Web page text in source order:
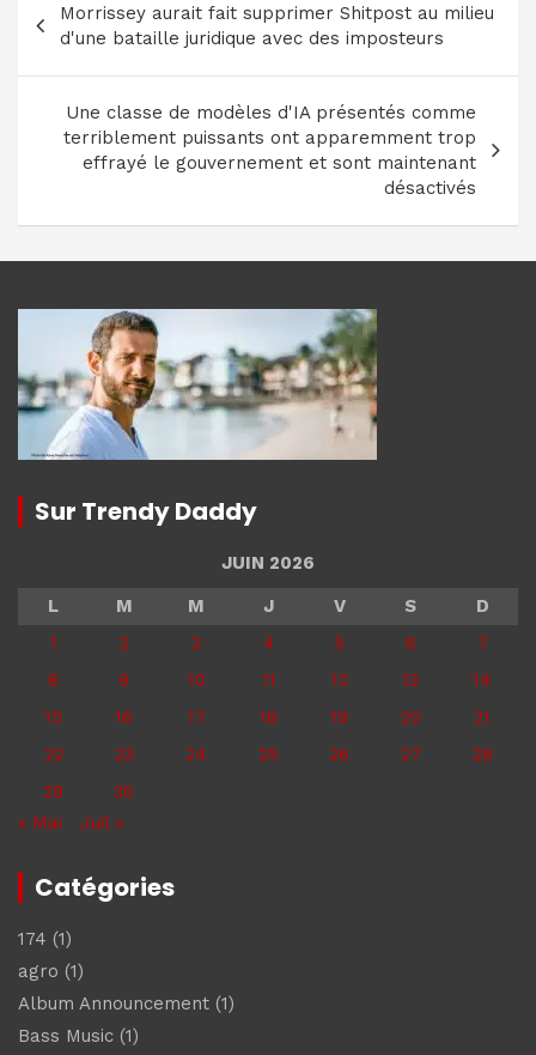
de
l’article
Morrissey aurait fait supprimer Shitpost au milieu
d'une bataille juridique avec des imposteurs
Une classe de modèles d'IA présentés comme
terriblement puissants ont apparemment trop
effrayé le gouvernement et sont maintenant
désactivés
Sur Trendy Daddy
JUIN 2026
L
M M J V S
D
1
2 3 4 5 6
7
8
9 10 11 12 13
14
15
16 17 18 19 20
21
22
23 24 25 26 27
28
29
30
« Mai
Juil »
Catégories
174 (1)
agro (1)
Album Announcement (1)
Bass Music (1)